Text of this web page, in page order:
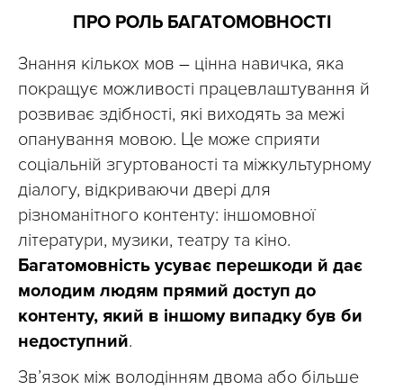
ПРО РОЛЬ БАГАТОМОВНОСТІ
Знання кількох мов – цінна навичка, яка
покращує можливості працевлаштування й
розвиває здібності, які виходять за межі
опанування мовою. Це може сприяти
соціальній згуртованості та міжкультурному
діалогу, відкриваючи двері для
різноманітного контенту: іншомовної
літератури, музики, театру та кіно.
Багатомовність усуває перешкоди й дає
молодим людям прямий доступ до
контенту, який в іншому випадку був би
недоступний.
Зв’язок між володінням двома або більше